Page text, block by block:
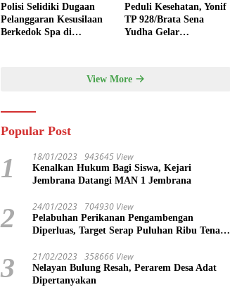
Polisi Selidiki Dugaan
Pelanggaran Kesusilaan
Berkedok Spa di
Peduli Kesehatan, Yonif
TP 928/Brata Sena
Yudha Gelar
Gilimanuk
View More
Popular Post
1 18/01/2023 943645 View
Kenalkan Hukum Bagi Siswa, Kejari
Jembrana Datangi MAN 1 Jembrana
2 24/01/2023 704930 View
Pelabuhan Perikanan Pengambengan
Diperluas, Target Serap Puluhan Ribu Tenaga
3 21/02/2023 358666 View
Nelayan Bulung Resah, Perarem Desa Adat
Dipertanyakan